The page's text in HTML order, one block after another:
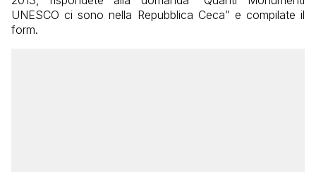
UNESCO ci sono nella Repubblica Ceca” e compilate il
form.